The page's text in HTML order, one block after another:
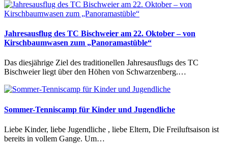
Jahresausflug des TC Bischweier am 22. Oktober – von
Kirschbaumwasen zum „Panoramastüble“
Das diesjährige Ziel des traditionellen Jahresausflugs des TC
Bischweier liegt über den Höhen von Schwarzenberg.…
Sommer-Tenniscamp für Kinder und Jugendliche
Liebe Kinder, liebe Jugendliche , liebe Eltern, Die Freiluftsaison ist
bereits in vollem Gange. Um…